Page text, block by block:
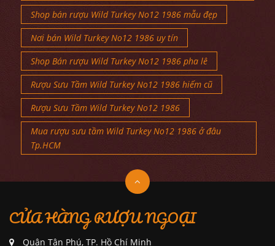
Shop bán rượu Wild Turkey No12 1986 mẫu đẹp
Nơi bán Wild Turkey No12 1986 uy tín
Shop Bán rượu Wild Turkey No12 1986 pha lê
Rượu Sưu Tầm Wild Turkey No12 1986 hiếm cũ
Rượu Sưu Tầm Wild Turkey No12 1986
Mua rượu sưu tầm Wild Turkey No12 1986 ở đâu
Tp.HCM
CỬA HÀNG RƯỢU NGOẠI
Quận Tân Phú, TP. Hồ Chí Minh